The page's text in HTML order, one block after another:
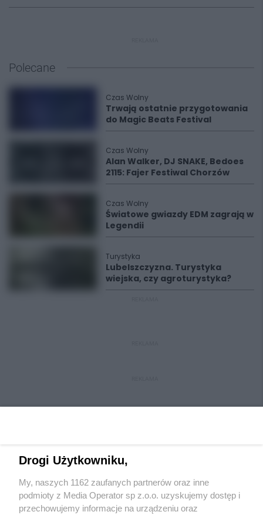
Polecane
Czas Wolny
Trwają ostatnie przygotowania
do Magic Beats Festival
Czas Wolny
Alan Walker, DJ SNAKE, Bedoes
2115: Fajer Festiwal Chorzów
Czas Wolny
Światowe gwiazdy EDM zagrają w
Legendii
Turystyka
Lubelszczyzna. Turystyka
wiejska, czy agroturystyka?
Wydawca mediówlokalnych
Drogi Użytkowniku,
My, naszych 1162 zaufanych partnerów oraz inne
podmioty z Media Operator sp z.o.o. uzyskujemy dostęp i
przechowujemy informacje na urządzeniu oraz